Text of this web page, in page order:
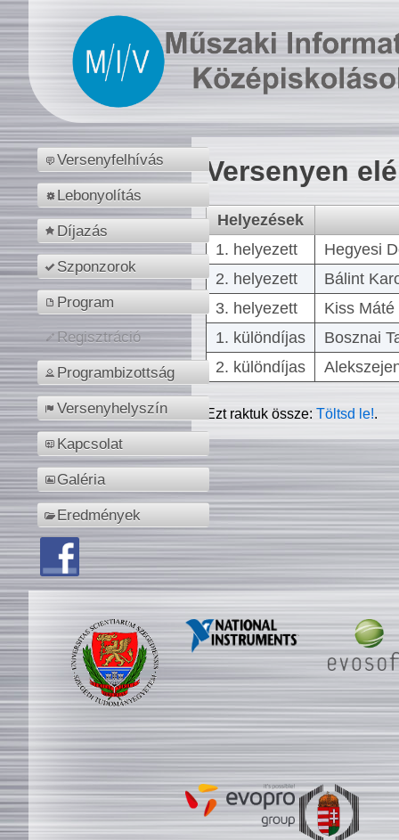
Versenyfelhívás
Lebonyolítás
Díjazás
Szponzorok
Program
Regisztráció
Programbizottság
Versenyhelyszín
Kapcsolat
Galéria
Eredmények
Versenyen
Helyezések
1. helyezett
Hegyesi
2. helyezett
Bálint
3. helyezett
Kiss
1. különdíjas
Bosznai
2. különdíjas
Ezt raktuk össze:Töltsd le!.